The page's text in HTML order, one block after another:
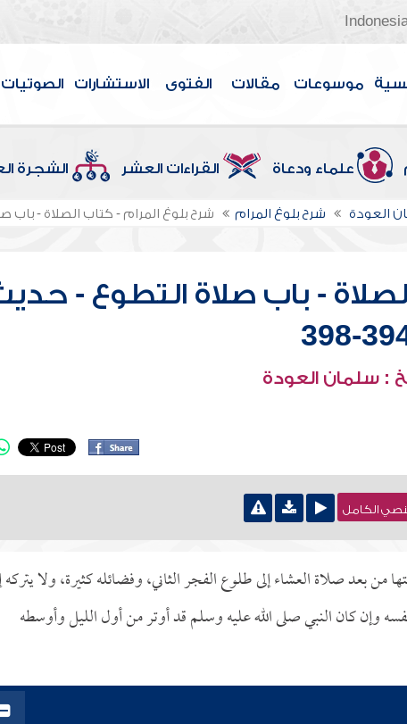
موسوعات مقالات الفتوى الاستشارات الصوتيات
علماء ودعاة القراءات العشر الشجرة
العودة شرح بلوغ المرام شرح بلوغ المرام - كتاب الصلاة - باب
- باب صلاة التطوع -
394-
: سلمان العودة
الكامل
بعد صلاة العشاء إلى طلوع الفجر الثاني، وفضائله كثيرة، ولا يتركه
وإن كان النبي صلى الله عليه وسلم قد أوتر من أول الليل وأوسطه